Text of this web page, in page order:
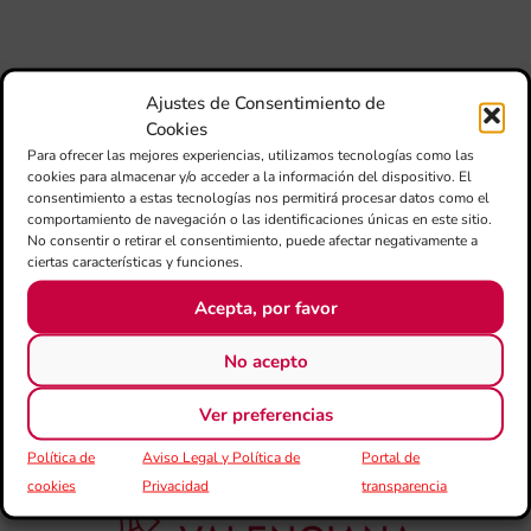
Ajustes de Consentimiento de
Cookies
Para ofrecer las mejores experiencias, utilizamos tecnologías como las
cookies para almacenar y/o acceder a la información del dispositivo. El
consentimiento a estas tecnologías nos permitirá procesar datos como el
comportamiento de navegación o las identificaciones únicas en este sitio.
No consentir o retirar el consentimiento, puede afectar negativamente a
ciertas características y funciones.
Acepta, por favor
No acepto
Ver preferencias
Política de
cookies
Aviso Legal y Política de
Privacidad
Portal de
transparencia
80